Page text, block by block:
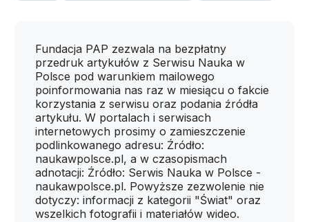
Fundacja PAP zezwala na bezpłatny
przedruk artykułów z Serwisu Nauka w
Polsce pod warunkiem mailowego
poinformowania nas raz w miesiącu o fakcie
korzystania z serwisu oraz podania źródła
artykułu. W portalach i serwisach
internetowych prosimy o zamieszczenie
podlinkowanego adresu: Źródło:
naukawpolsce.pl, a w czasopismach
adnotacji: Źródło: Serwis Nauka w Polsce -
naukawpolsce.pl. Powyższe zezwolenie nie
dotyczy: informacji z kategorii "Świat" oraz
wszelkich fotografii i materiałów wideo.